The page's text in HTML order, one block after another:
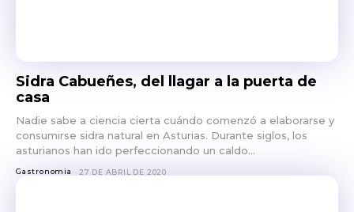
Sidra Cabueñes, del llagar a la puerta de
casa
Nadie sabe a ciencia cierta cuándo comenzó a elaborarse y
consumirse sidra natural en Asturias. Durante siglos, los
asturianos han ido perfeccionando un caldo...
Gastronomia 27 DE ABRIL DE 2020